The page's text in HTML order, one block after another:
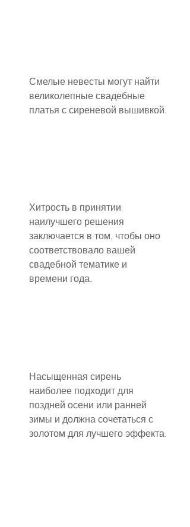
Смелые невесты могут найти
великолепные свадебные
платья с сиреневой вышивкой.
Хитрость в принятии
наилучшего решения
заключается в том, чтобы оно
соответствовало вашей
свадебной тематике и
времени года.
Насыщенная сирень
наиболее подходит для
поздней осени или ранней
зимы и должна сочетаться с
золотом для лучшего эффекта.